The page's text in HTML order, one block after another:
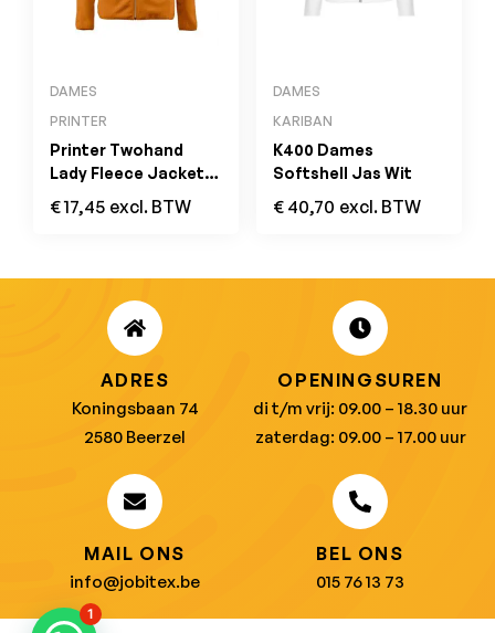
DAMES
PRINTER
Printer Twohand
Lady Fleece Jacket
Oranje
€17,45 excl. BTW
DAMES
KARIBAN
K400 Dames
Softshell Jas Wit
€ 40,70 excl. BTW
ADRES
Koningsbaan 74
2580 Beerzel
OPENINGSUREN
di t/m vrij: 09.00 – 18.30 uur
zaterdag: 09.00 – 17.00 uur
MAIL ONS
info@jobitex.be
BEL ONS
015 76 13 73
1